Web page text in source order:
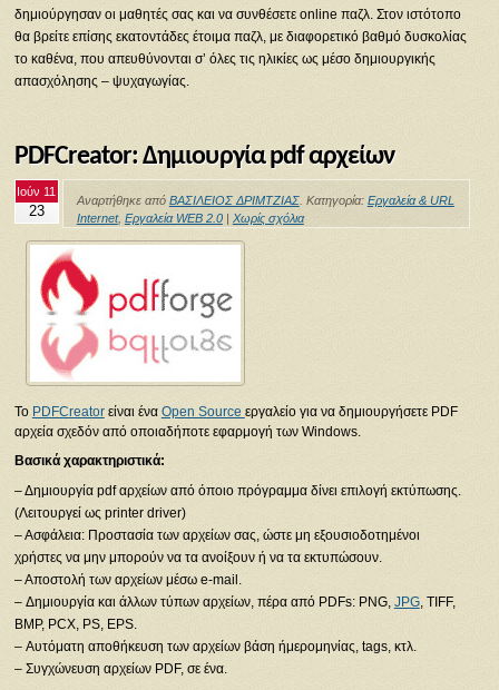
δημιούργησαν οι μαθητές σας και να συνθέσετε online παζλ. Στον ιστότοπο
θα βρείτε επίσης εκατοντάδες έτοιμα παζλ, με διαφορετικό βαθμό δυσκολίας
το καθένα, που απευθύνονται σ’ όλες τις ηλικίες ως μέσο δημιουργικής
απασχόλησης – ψυχαγωγίας.
PDFCreator: Δημιουργία pdf αρχείων
Ιούν 11
23
Αναρτήθηκε από ΒΑΣΙΛΕΙΟΣ ΔΡΙΜΤΖΙΑΣ. Κατηγορία: Εργαλεία & URL
Internet, Εργαλεία WEB 2.0| Χωρίς σχόλια
Το PDFCreatorείναι ένα Open Source εργαλείο για να δημιουργήσετε PDF
αρχεία σχεδόν από οποιαδήποτε εφαρμογή των Windows.
Βασικά χαρακτηριστικά:
– Δημιουργία pdf αρχείων από όποιο πρόγραμμα δίνει επιλογή εκτύπωσης.
(Λειτουργεί ως printer driver)
– Ασφάλεια: Προστασία των αρχείων σας, ώστε μη εξουσιοδοτημένοι
χρήστες να μην μπορούν να τα ανοίξουν ή να τα εκτυπώσουν.
– Αποστολή των αρχείων μέσω e-mail.
– Δημιουργία και άλλων τύπων αρχείων, πέρα από PDFs: PNG, JPG, TIFF,
BMP, PCX, PS, EPS.
– Αυτόματη αποθήκευση των αρχείων βάση ήμερομηνίας, tags, κτλ.
– Συγχώνευση αρχείων PDF, σε ένα.